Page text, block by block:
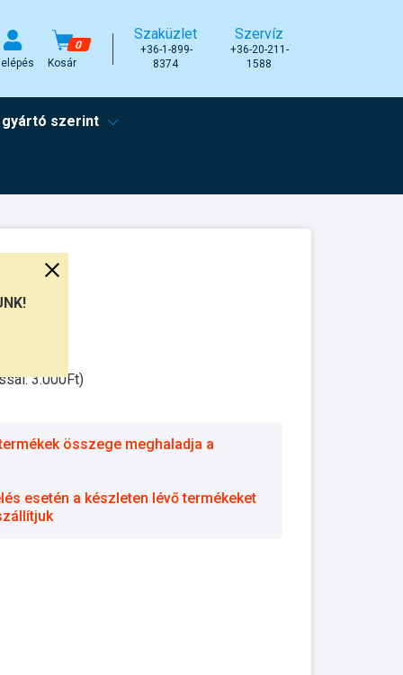
0
Kosár
Szaküzlet
+36-1-899-
8374
Szervíz
+36-20-211-
1588
szerint
3.000Ft)
összege meghaladja a
esetén a készleten lévő termékeket